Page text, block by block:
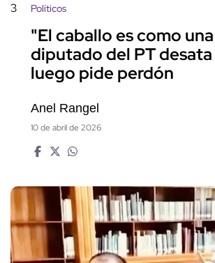
3 Políticos
"El caballo es como
diputado del PT
luego pide perdón
Anel Rangel
10 de abril de 2026